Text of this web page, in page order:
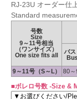
RJ-23U オーダー仕
Standard
号数
Size
9～11号相当
（ワンサイズ）
One size fits all
バス
9～11号（S～L）
80～
■ボレロ号数 -Size &